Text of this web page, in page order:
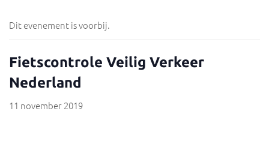
Dit evenement is voorbij.
Fietscontrole Veilig Verkeer
Nederland
11 november 2019